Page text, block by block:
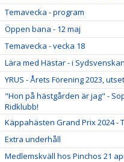
Temavecka - program
Öppen bana - 12 maj
Temavecka - vecka 18
Lära med Hästar - i Sydsvenskan
YRUS - Årets Förening 2023,
"Hon på hästgården är jag" -
Ridklubb!
Käppahästen Grand Prix 2024 -
Extra underhåll
Medlemskväll hos Pinchos 21